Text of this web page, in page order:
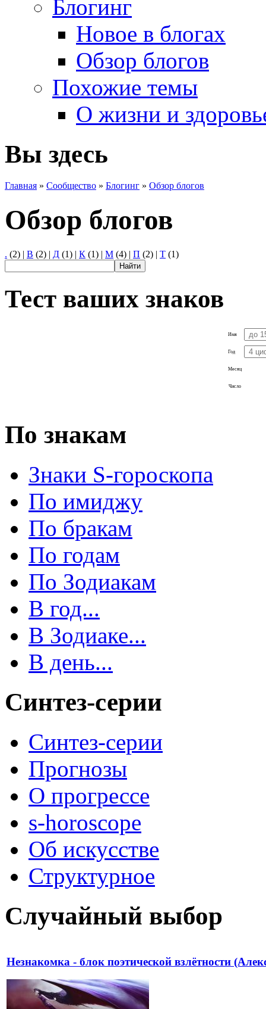
Блогинг
Новое в блогах
Обзор блогов
Похожие темы
О жизни и
Вы здесь
Главная » Сообщество » Блогинг » Обзор блогов
Обзор блогов
. (2) | В (2) | Д (1) | К (1) | М (4) | П (2) | Т (1)
Тест ваших знаков
Имя
Год
Месяц
Число
По знакам
Знаки S-гороскопа
По имиджу
По бракам
По годам
По Зодиакам
В год...
В Зодиаке...
В день...
Синтез-серии
Синтез-серии
Прогнозы
О прогрессе
s-horoscope
Об искусстве
Структурное
Случайный выбор
Незнакомка - блок поэтической взлётности